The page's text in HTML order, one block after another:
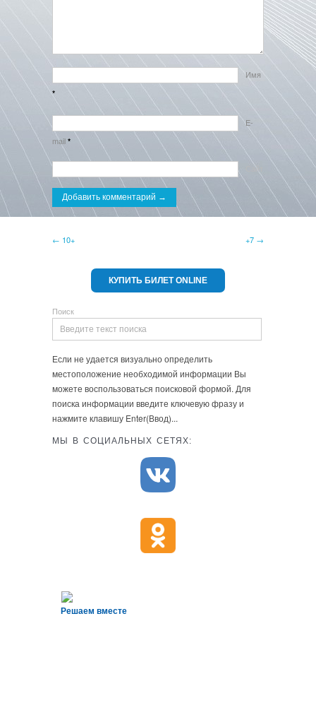
Имя
*
E-
mail *
Сайт
← 10+ +7 →
КУПИТЬ БИЛЕТ ONLINE
Поиск
Если не удается визуально определить
местоположение необходимой информации Вы
можете воспользоваться поисковой формой. Для
поиска информации введите ключевую фразу и
нажмите клавишу Enter(Ввод)...
МЫ В СОЦИАЛЬНЫХ СЕТЯХ:
Решаем вместе